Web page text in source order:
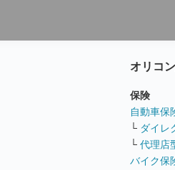
オリコ
保険
自動車保
└ ダイレ
└ 代理店
バイク保